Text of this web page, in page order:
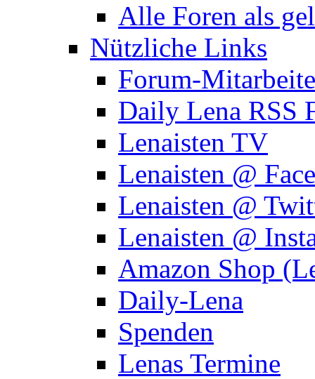
Alle Foren als
Nützliche Links
Forum-
Daily Lena RSS
Lenaisten TV
Lenaisten @
Lenaisten @
Lenaisten @
Amazon Shop
Daily-Lena
Spenden
Lenas Termine